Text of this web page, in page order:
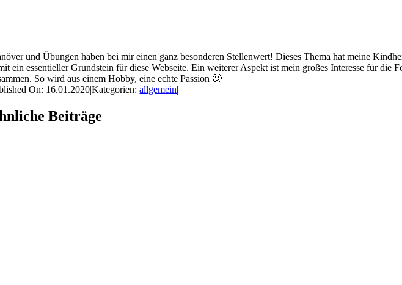
und Übungen haben bei mir einen ganz besonderen Stellenwert! Dieses Thema hat meine
ein essentieller Grundstein für diese Webseite. Ein weiterer Aspekt ist mein großes Interesse für
So wird aus einem Hobby, eine echte Passion 🙂
On: 16.01.2020|Kategorien:allgemein|
Beiträge